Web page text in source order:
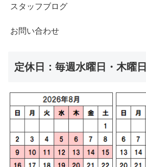
スタッフブログ
お問い合わせ
定休日：毎週水曜日・木曜日